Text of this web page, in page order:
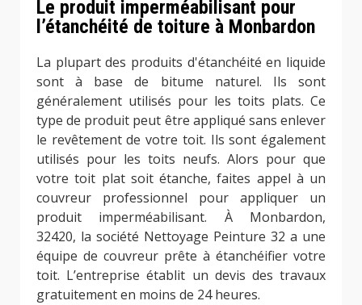
Le produit imperméabilisant pour
l’étanchéité de toiture à Monbardon
La plupart des produits d'étanchéité en liquide
sont à base de bitume naturel. Ils sont
généralement utilisés pour les toits plats. Ce
type de produit peut être appliqué sans enlever
le revêtement de votre toit. Ils sont également
utilisés pour les toits neufs. Alors pour que
votre toit plat soit étanche, faites appel à un
couvreur professionnel pour appliquer un
produit imperméabilisant. À Monbardon,
32420, la société Nettoyage Peinture 32 a une
équipe de couvreur prête à étanchéifier votre
toit. L’entreprise établit un devis des travaux
gratuitement en moins de 24 heures.